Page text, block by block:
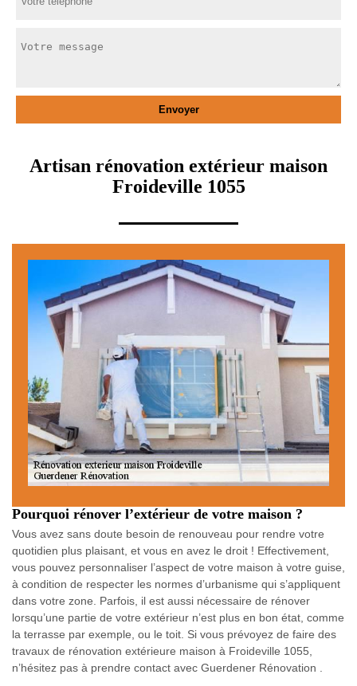
Artisan rénovation extérieur maison
Froideville 1055
Pourquoi rénover l’extérieur de votre maison ?
Vous avez sans doute besoin de renouveau pour rendre votre
quotidien plus plaisant, et vous en avez le droit ! Effectivement,
vous pouvez personnaliser l’aspect de votre maison à votre guise,
à condition de respecter les normes d’urbanisme qui s’appliquent
dans votre zone. Parfois, il est aussi nécessaire de rénover
lorsqu’une partie de votre extérieur n’est plus en bon état, comme
la terrasse par exemple, ou le toit. Si vous prévoyez de faire des
travaux de rénovation extérieure maison à Froideville 1055,
n’hésitez pas à prendre contact avec Guerdener Rénovation .